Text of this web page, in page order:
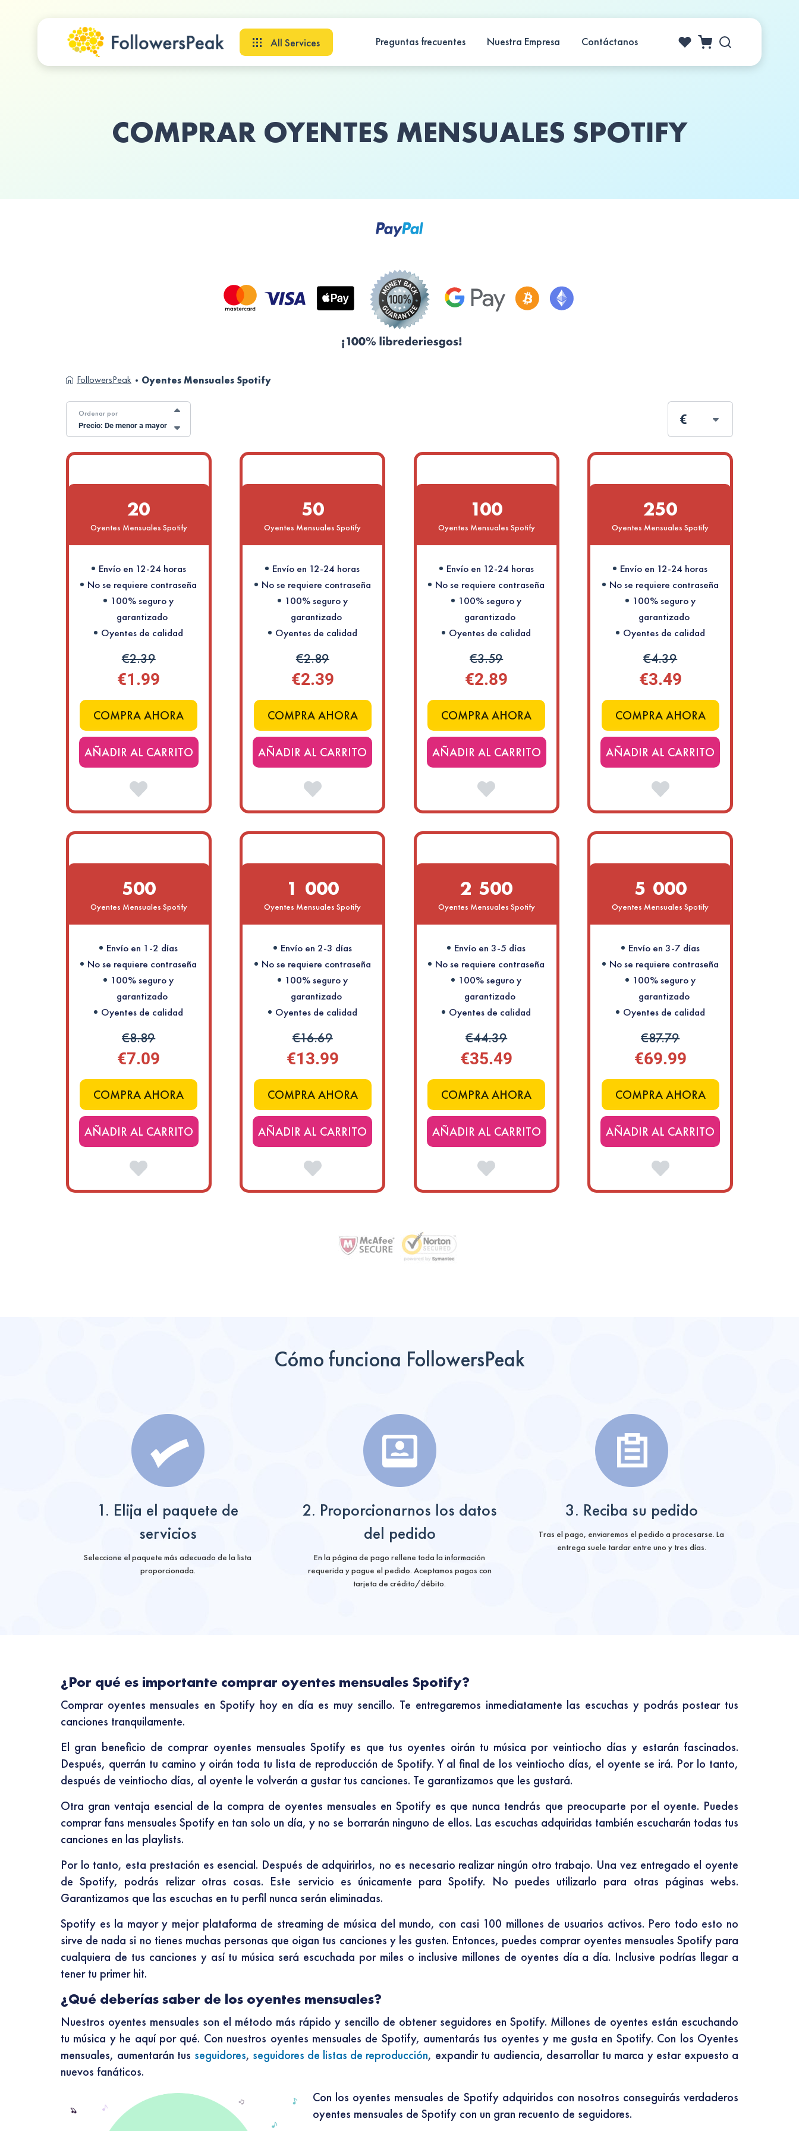
Preguntas frecuentes Nuestra Empresa Contáctanos
COMPRAR OYENTES MENSUALES SPOTIFY
FollowersPeak Oyentes Mensuales Spotify
Ordenar por
Precio: De menor a mayor €
20
Oyentes Mensuales Spotify
Envío en 12-24 horas
No se requiere contraseña
100% seguro y
garantizado
Oyentes de calidad
€2.39
€1.99
COMPRA AHORA
AÑADIR AL CARRITO
50
Oyentes Mensuales Spotify
Envío en 12-24 horas
No se requiere contraseña
100% seguro y
garantizado
Oyentes de calidad
€2.89
€2.39
COMPRA AHORA
AÑADIR AL CARRITO
100
Oyentes Mensuales Spotify
Envío en 12-24 horas
No se requiere contraseña
100% seguro y
garantizado
Oyentes de calidad
€3.59
€2.89
COMPRA AHORA
AÑADIR AL CARRITO
250
Oyentes Mensuales Spotify
Envío en 12-24 horas
No se requiere contraseña
100% seguro y
garantizado
Oyentes de calidad
€4.39
€3.49
COMPRA AHORA
AÑADIR AL CARRITO
500
Oyentes Mensuales Spotify
Envío en 1-2 días
No se requiere contraseña
100% seguro y
garantizado
Oyentes de calidad
€8.89
€7.09
COMPRA AHORA
AÑADIR AL CARRITO
1 000
Oyentes Mensuales Spotify
Envío en 2-3 días
No se requiere contraseña
100% seguro y
garantizado
Oyentes de calidad
€16.69
€13.99
COMPRA AHORA
AÑADIR AL CARRITO
2 500
Oyentes Mensuales Spotify
Envío en 3-5 días
No se requiere contraseña
100% seguro y
garantizado
Oyentes de calidad
€44.39
€35.49
COMPRA AHORA
AÑADIR AL CARRITO
5 000
Oyentes Mensuales Spotify
Envío en 3-7 días
No se requiere contraseña
100% seguro y
garantizado
Oyentes de calidad
€87.79
€69.99
COMPRA AHORA
AÑADIR AL CARRITO
Cómo funciona FollowersPeak
1. Elija el paquete de
servicios
Seleccione el paquete más adecuado de la lista
proporcionada.
2. Proporcionarnos los datos
del pedido
En la página de pago rellene toda la información
requerida y pague el pedido. Aceptamos pagos con
tarjeta de crédito/débito.
3. Reciba su pedido
Tras el pago, enviaremos el pedido a procesarse. La
entrega suele tardar entre uno y tres días.
¿Por qué es importante comprar oyentes mensuales Spotify?
Comprar oyentes mensuales en Spotify hoy en día es muy sencillo. Te entregaremos inmediatamente las escuchas y podrás postear tus
canciones tranquilamente.
El gran beneficio de comprar oyentes mensuales Spotify es que tus oyentes oirán tu música por veintiocho días y estarán fascinados.
Después, querrán tu camino y oirán toda tu lista de reproducción de Spotify. Y al final de los veintiocho días, el oyente se irá. Por lo tanto,
después de veintiocho días, al oyente le volverán a gustar tus canciones. Te garantizamos que les gustará.
Otra gran ventaja esencial de la compra de oyentes mensuales en Spotify es que nunca tendrás que preocuparte por el oyente. Puedes
comprar fans mensuales Spotify en tan solo un día, y no se borrarán ninguno de ellos. Las escuchas adquiridas también escucharán todas tus
canciones en las playlists.
Por lo tanto, esta prestación es esencial. Después de adquirirlos, no es necesario realizar ningún otro trabajo. Una vez entregado el oyente
de Spotify, podrás relizar otras cosas. Este servicio es únicamente para Spotify. No puedes utilizarlo para otras páginas webs.
Garantizamos que las escuchas en tu perfil nunca serán eliminadas.
Spotify es la mayor y mejor plataforma de streaming de música del mundo, con casi 100 millones de usuarios activos. Pero todo esto no
sirve de nada si no tienes muchas personas que oigan tus canciones y les gusten. Entonces, puedes comprar oyentes mensuales Spotify para
cualquiera de tus canciones y así tu música será escuchada por miles o inclusive millones de oyentes día a día. Inclusive podrías llegar a
tener tu primer hit.
¿Qué deberías saber de los oyentes mensuales?
Nuestros oyentes mensuales son el método más rápido y sencillo de obtener seguidores en Spotify. Millones de oyentes están escuchando
tu música y he aquí por qué. Con nuestros oyentes mensuales de Spotify, aumentarás tus oyentes y me gusta en Spotify. Con los Oyentes
mensuales, aumentarán tus seguidores, seguidores de listas de reproducción, expandir tu audiencia, desarrollar tu marca y estar expuesto a
nuevos fanáticos.
Con los oyentes mensuales de Spotify adquiridos con nosotros conseguirás verdaderos
oyentes mensuales de Spotify con un gran recuento de seguidores.